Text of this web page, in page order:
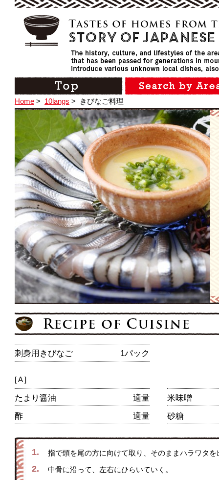
Home > 10langs > きびなご料理
刺身用きびなご 1パック
[ A ]
たまり醤油 適量
米味噌
酢
適量 砂糖
1. 指で頭を尾の方に向けて取り、そのままハラワタ
2. 中骨に沿って、左右にひらいていく。